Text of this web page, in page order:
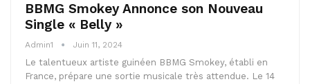
BBMG Smokey Annonce son Nouveau
Single « Belly »
Admin1 Juin 11, 2024
Le talentueux artiste guinéen BBMG Smokey, établi en
France, prépare une sortie musicale très attendue. Le 14